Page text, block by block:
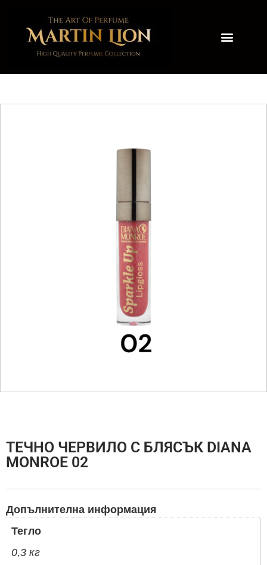
ТЕЧНО ЧЕРВИЛО С БЛЯСЪК DIANA
MONROE 02
Допълнителна информация
Тегло
0,3 кг